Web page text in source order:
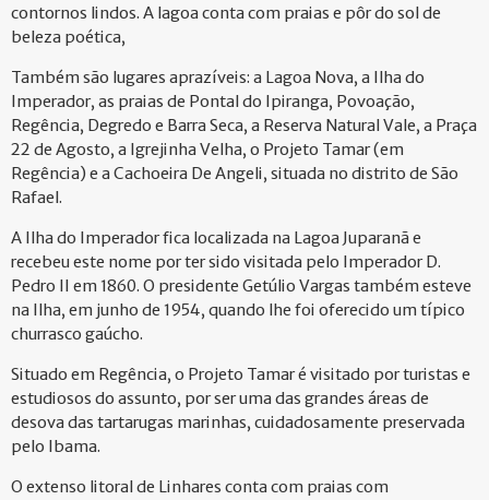
contornos lindos. A lagoa conta com praias e pôr do sol de
beleza poética,
Também são lugares aprazíveis: a Lagoa Nova, a Ilha do
Imperador, as praias de Pontal do Ipiranga, Povoação,
Regência, Degredo e Barra Seca, a Reserva Natural Vale, a Praça
22 de Agosto, a Igrejinha Velha, o Projeto Tamar (em
Regência) e a Cachoeira De Angeli, situada no distrito de São
Rafael.
A Ilha do Imperador fica localizada na Lagoa Juparanã e
recebeu este nome por ter sido visitada pelo Imperador D.
Pedro II em 1860. O presidente Getúlio Vargas também esteve
na Ilha, em junho de 1954, quando lhe foi oferecido um típico
churrasco gaúcho.
Situado em Regência, o Projeto Tamar é visitado por turistas e
estudiosos do assunto, por ser uma das grandes áreas de
desova das tartarugas marinhas, cuidadosamente preservada
pelo Ibama.
O extenso litoral de Linhares conta com praias com